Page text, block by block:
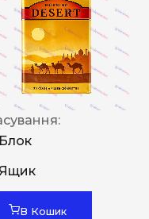
Блок
Ящик
В Кошик